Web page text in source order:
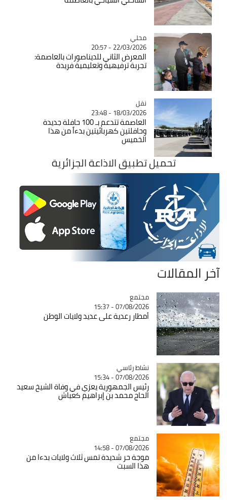
Catégorie
محلي
22/03/2026 - 20:57
المعرض الثاني للديناصورات بالعاصمة:
تجربة ترفيهية وتعليمية فريدة
Catégorie
نقل
18/03/2026 - 23:48
العاصمة تتدعم بـ 100 حافلة جديدة
وحافلتين كهربائيتين بدءاً من هذا
الخميس
تحميل تطبيق الاذاعة الجزائرية
آخر المقالات
Catégorie
مجتمع
07/08/2026 - 15:37
أمطار رعدية على عديد ولايات الوطن
Catégorie
نشاط رئاسي
07/08/2026 - 15:34
رئيس الجمهورية يعزي في وفاة الشيخ سعيد
الحاج محمد بن إبراهيم كعباش
Catégorie
مجتمع
07/08/2026 - 14:58
موجة حر شديدة تمس ثلاث ولايات بدءا من
هذا السبت